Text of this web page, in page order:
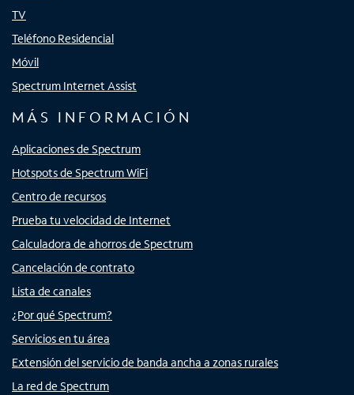
TV
Teléfono Residencial
Móvil
Spectrum Internet Assist
MÁS INFORMACIÓN
Aplicaciones de Spectrum
Hotspots de Spectrum WiFi
Centro de recursos
Prueba tu velocidad de Internet
Calculadora de ahorros de Spectrum
Cancelación de contrato
Lista de canales
¿Por qué Spectrum?
Servicios en tu área
Extensión del servicio de banda ancha a zonas rurales
La red de Spectrum